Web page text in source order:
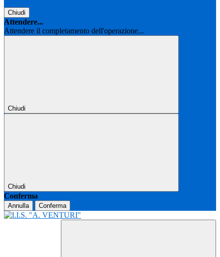
Chiudi
Attendere...
Attendere il completamento dell'operazione...
Chiudi
Chiudi
Conferma
Annulla Conferma